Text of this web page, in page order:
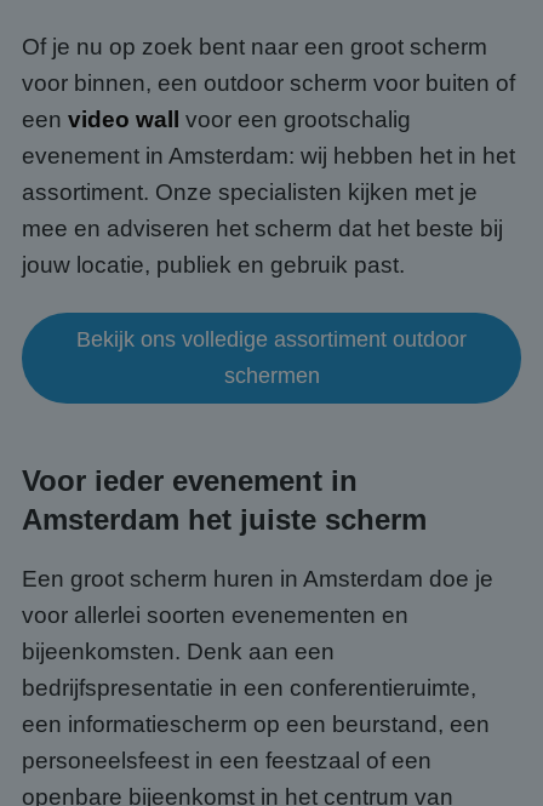
Of je nu op zoek bent naar een groot scherm
voor binnen, een outdoor scherm voor buiten of
een video wall
voor een grootschalig
evenement in Amsterdam: wij hebben het in het
assortiment. Onze specialisten kijken met je
mee en adviseren het scherm dat het beste bij
jouw locatie, publiek en gebruik past.
Bekijk ons volledige assortiment outdoor
schermen
Voor ieder evenement in
Amsterdam het juiste scherm
Een groot scherm huren in Amsterdam doe je
voor allerlei soorten evenementen en
bijeenkomsten. Denk aan een
bedrijfspresentatie in een conferentieruimte,
een informatiescherm op een beurstand, een
personeelsfeest in een feestzaal of een
openbare bijeenkomst in het centrum van